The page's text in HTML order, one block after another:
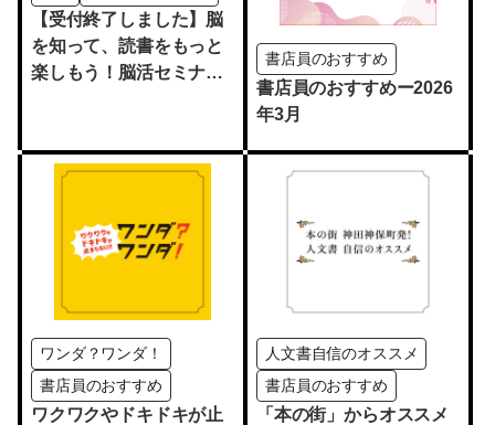
【受付終了しました】脳
を知って、読書をもっと
楽しもう！脳活セミナー
書店員のおすすめ
書店員のおすすめー2026
年3月
ワンダ？ワンダ！
書店員のおすすめ
ワクワクやドキドキが止
人文書自信のオススメ
書店員のおすすめ
「本の街」からオススメ